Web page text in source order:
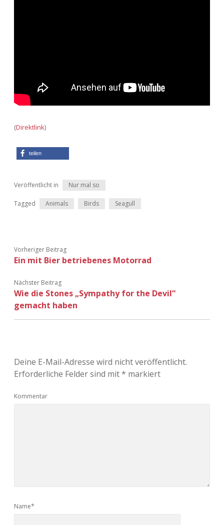
(Direktlink)
teilen
Veröffentlicht in Nur mal so
Tagged Animals Birds Seagull
Vorheriger Beitrag
Ein mit Bier betriebenes Motorrad
Nächster Beitrag
Wie die Stones „Sympathy for the Devil“
gemacht haben
Deine E-Mail-Adresse wird nicht veröffentlicht.
Erforderliche Felder sind mit* markiert
Kommentar
Name*